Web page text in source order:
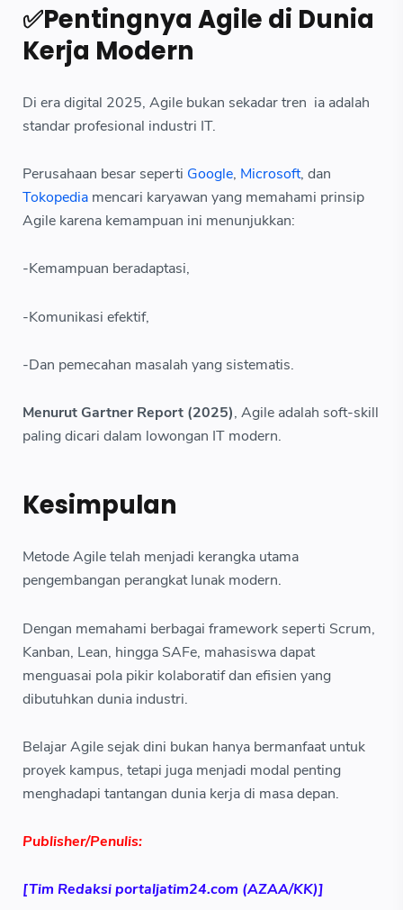
✅Pentingnya Agile di Dunia
Kerja Modern
Di era digital 2025, Agile bukan sekadar tren ia adalah
standar profesional industri IT.
Perusahaan besar seperti Google, Microsoft, dan
Tokopedia mencari karyawan yang memahami prinsip
Agile karena kemampuan ini menunjukkan:
-Kemampuan beradaptasi,
-Komunikasi efektif,
-Dan pemecahan masalah yang sistematis.
Menurut Gartner Report (2025), Agile adalah soft-skill
paling dicari dalam lowongan IT modern.
Kesimpulan
Metode Agile telah menjadi kerangka utama
pengembangan perangkat lunak modern.
Dengan memahami berbagai framework seperti Scrum,
Kanban, Lean, hingga SAFe, mahasiswa dapat
menguasai pola pikir kolaboratif dan efisien yang
dibutuhkan dunia industri.
Belajar Agile sejak dini bukan hanya bermanfaat untuk
proyek kampus, tetapi juga menjadi modal penting
menghadapi tantangan dunia kerja di masa depan.
Publisher/Penulis:
[Tim Redaksi portaljatim24.com (AZAA/KK)]